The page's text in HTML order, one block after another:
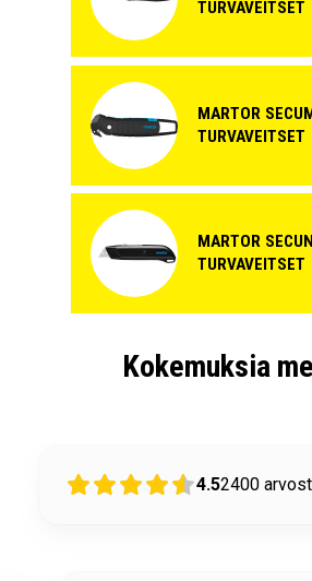
TURVAVEITSET
MARTOR
TURVAVEITSET
MARTOR
TURVAVEITSET
Kokemuksia
4.52400